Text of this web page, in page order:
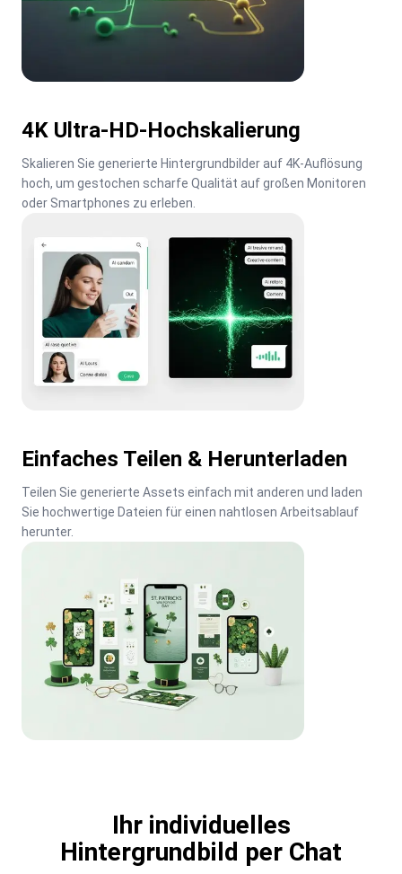
4K Ultra-HD-Hochskalierung
Skalieren Sie generierte Hintergrundbilder auf 4K-Auflösung
hoch, um gestochen scharfe Qualität auf großen Monitoren
oder Smartphones zu erleben.
Einfaches Teilen & Herunterladen
Teilen Sie generierte Assets einfach mit anderen und laden
Sie hochwertige Dateien für einen nahtlosen Arbeitsablauf
herunter.
Ihr individuelles
Hintergrundbild per Chat